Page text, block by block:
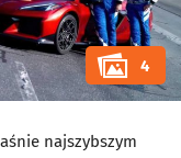
4
najszybszym